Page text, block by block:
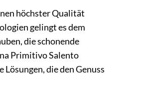
höchster Qualität
gelingt es dem
die schonende
Primitivo Salento
die den Genuss